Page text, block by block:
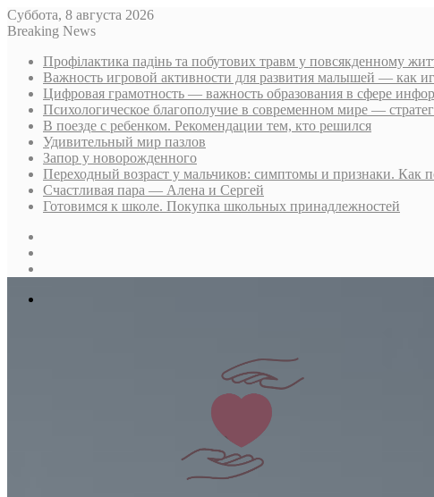
Суббота, 8 августа 2026
Breaking News
Профілактика падінь та побутових травм у повсякденному
Важность игровой активности для развития малышей — как
Цифровая грамотность — важность образования в сфере
Психологическое благополучие в современном мире —
В поезде с ребенком. Рекомендации тем, кто решился
Удивительный мир пазлов
Запор у новорожденного
Переходный возраст у мальчиков: симптомы и признаки. Как
Счастливая пара — Алена и Сергей
Готовимся к школе. Покупка школьных принадлежностей